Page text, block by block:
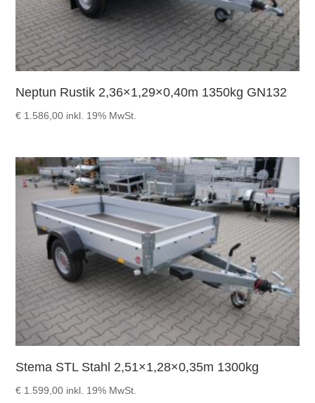
Neptun Rustik 2,36×1,29×0,40m 1350kg GN132
€ 1.586,00 inkl. 19% MwSt.
Stema STL Stahl 2,51×1,28×0,35m 1300kg
€ 1.599,00 inkl. 19% MwSt.